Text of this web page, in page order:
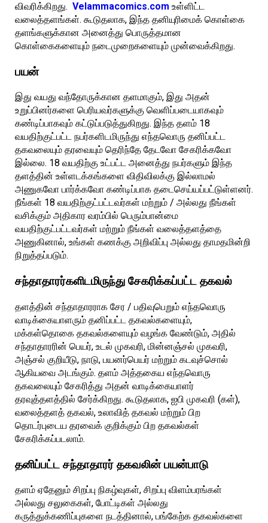
விவரிக்கிறது. Velammacomics.com உள்ளிட்ட
வலைத்தளங்கள். கூடுதலாக, இந்த தனியுரிமைக் கொள்கை
தளங்களுக்கான அனைத்து பொருத்தமான
கொள்கைகளையும் நடைமுறைகளையும் முன்வைக்கிறது.
பயன்
இது வயது வந்தோருக்கான தளமாகும், இது அதன்
உறுப்பினர்களை பெரியவர்களுக்கு வெளிப்படையாகவும்
கண்டிப்பாகவும் கட்டுப்படுத்துகிறது. இந்த தளம் 18
வயதிற்குட்பட்ட நபர்களிடமிருந்து எந்தவொரு தனிப்பட்ட
தகவலையும் தரவையும் தெரிந்தே தேடவோ சேகரிக்கவோ
இல்லை. 18 வயதிற்கு உட்பட்ட அனைத்து நபர்களும் இந்த
தளத்தின் உள்ளடக்கங்களை விதிவிலக்கு இல்லாமல்
அணுகவோ பார்க்கவோ கண்டிப்பாக தடைசெய்யப்பட்டுள்ளனர்.
நீங்கள் 18 வயதிற்குட்பட்டவர்கள் மற்றும் / அல்லது நீங்கள்
வசிக்கும் அதிகார வரம்பில் பெரும்பான்மை
வயதிற்குட்பட்டவர்கள் மற்றும் நீங்கள் வலைத்தளத்தை
அணுகினால், உங்கள் கணக்கு அறிவிப்பு அல்லது தாமதமின்றி
நிறுத்தப்படும்.
சந்தாதாரர்களிடமிருந்து சேகரிக்கப்பட்ட தகவல்
தளத்தின் சந்தாதாரராக சேர / பதிவுபெறும் எந்தவொரு
வாடிக்கையாளரும் தனிப்பட்ட தகவல்களையும்,
மக்கள்தொகை தகவல்களையும் வழங்க வேண்டும், அதில்
சந்தாதாரரின் பெயர், உடல் முகவரி, மின்னஞ்சல் முகவரி,
அஞ்சல் குறியீடு, நாடு, பயனர்பெயர் மற்றும் கடவுச்சொல்
ஆகியவை அடங்கும். தளம் அத்தகைய எந்தவொரு
தகவலையும் சேகரித்து அதன் வாடிக்கையாளர்
தரவுத்தளத்தில் சேர்க்கிறது. கூடுதலாக, ஐபி முகவரி (கள்),
வலைத்தளத் தகவல், உலாவித் தகவல் மற்றும் பிற
தொடர்புடைய தரவைக் குறிக்கும் பிற தகவல்கள்
சேகரிக்கப்படலாம்.
தனிப்பட்ட சந்தாதாரர் தகவலின் பயன்பாடு
தளம் ஏதேனும் சிறப்பு நிகழ்வுகள், சிறப்பு விளம்பரங்கள்
அல்லது சலுகைகள், போட்டிகள் அல்லது
கருத்துக்கணிப்புகளை நடத்தினால், பங்கேற்க தகவல்களை